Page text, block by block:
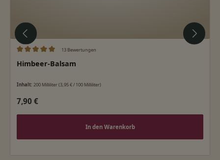
13 Bewertungen
Himbeer-Balsam
Inhalt: 200 Milliliter(3,95 € / 100 Milliliter)
Regulärer Preis:
7,90 €
In den Warenkorb